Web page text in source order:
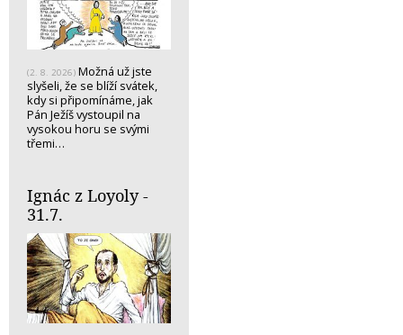
(2. 8. 2026) Možná už jste
slyšeli, že se blíží svátek,
kdy si připomínáme, jak
Pán Ježíš vystoupil na
vysokou horu se svými
třemi…
Ignác z Loyoly -
31.7.